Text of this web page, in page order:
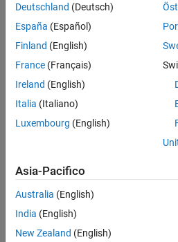
Deutschland (Deutsch)
España (Español)
Finland (English)
France (Français)
Ireland (English)
Italia (Italiano)
Luxembourg (English)
Asia-Pacifico
Australia (English)
India (English)
New Zealand (English)
Antipirateria
Stato
© 1994-2026 The MathWorks, Inc.